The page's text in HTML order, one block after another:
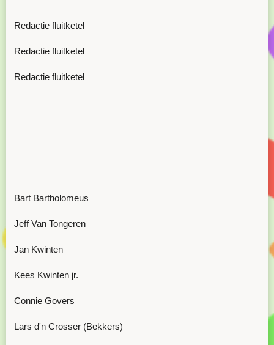
Redactie fluitketel
Redactie fluitketel
Redactie fluitketel
Bart Bartholomeus
Jeff Van Tongeren
Jan Kwinten
Kees Kwinten jr.
Connie Govers
Lars d'n Crosser (Bekkers)